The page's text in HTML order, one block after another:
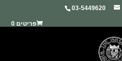
03-5449620
פריטים 0